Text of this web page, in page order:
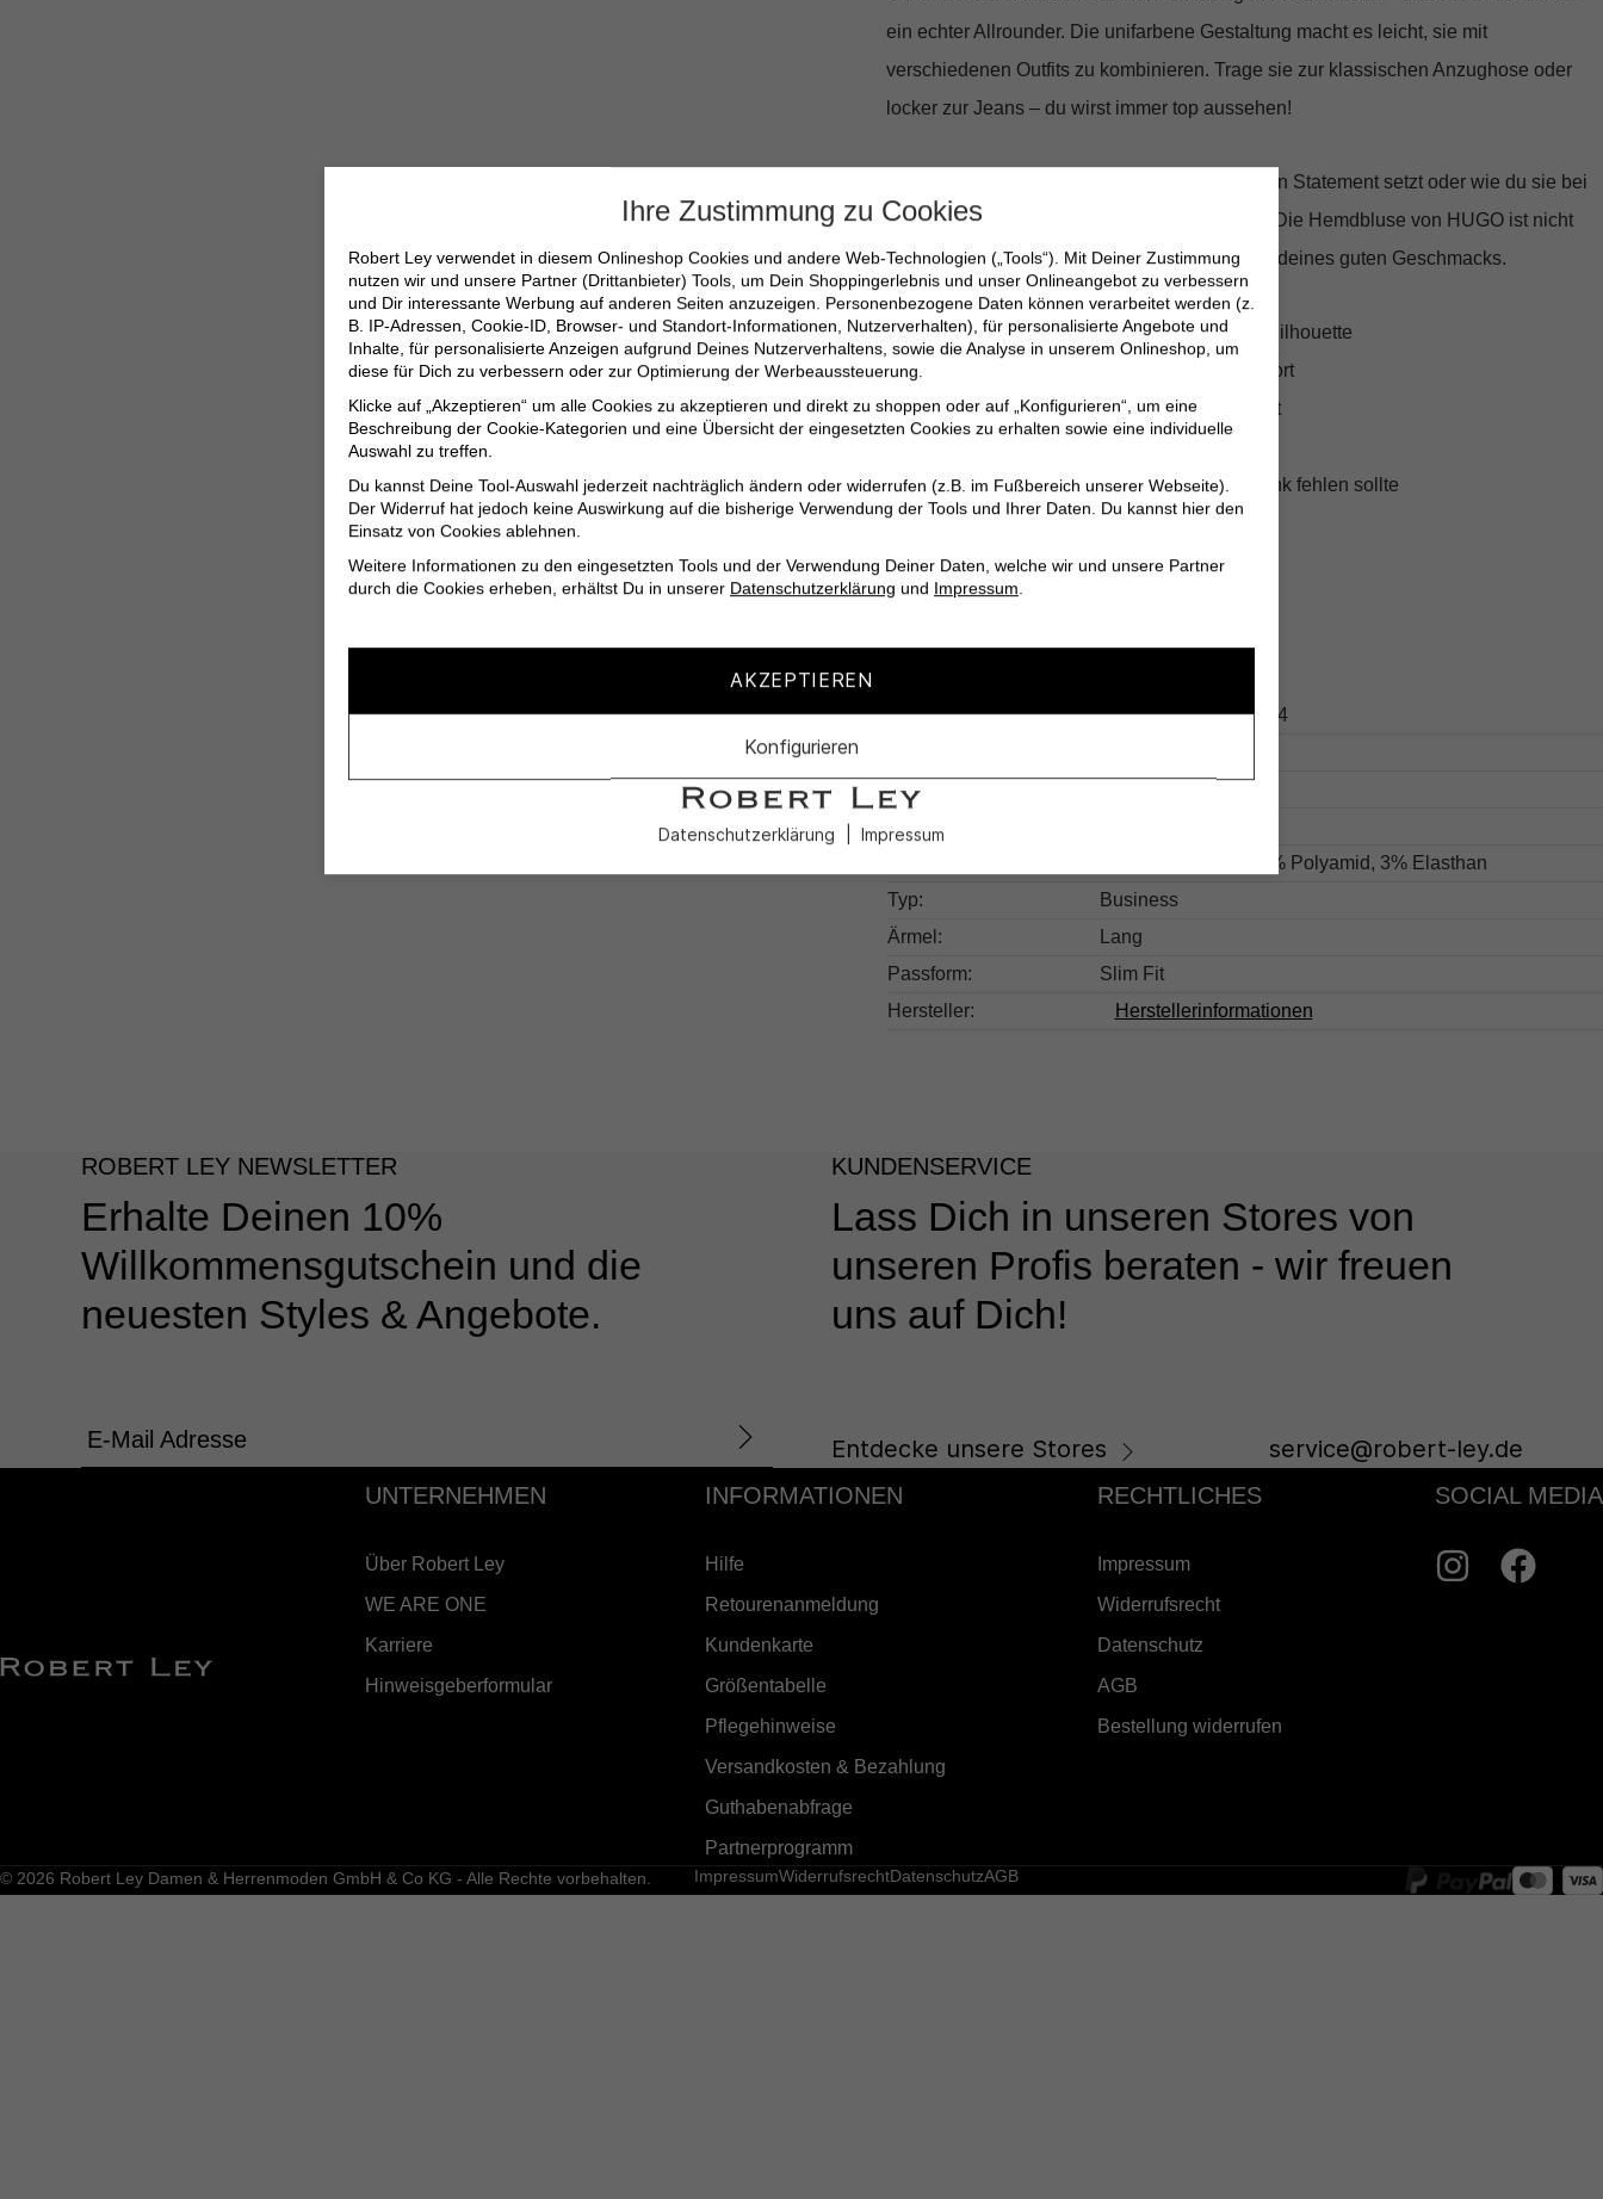
ein echter Allrounder. Die unifarbene Gestaltung macht es leicht, sie mit
verschiedenen Outfits zu kombinieren. Trage sie zur klassischen Anzughose oder
locker zur Jeans – du wirst immer top aussehen!
Stell dir vor, wie du mit dieser Bluse im Büro ein Statement setzt oder wie du sie bei
einem spontanen Treffen mit Freunden trägst. Die Hemdbluse von HUGO ist nicht
nur ein Kleidungsstück, sondern ein Ausdruck deines guten Geschmacks.
Taillierter Schnitt für eine schmeichelhafte Silhouette
Hochwertiges Material für maximalen Komfort
Vielseitig kombinierbar für Büro und Freizeit
Ein Must-have, das in keinem Kleiderschrank fehlen sollte
Produktdetails
Produktnummer:
153.50416895-464-34
Muster:
70% Baumwolle, 27% Polyamid, 3% Elasthan
Typ:
Business
Ärmel:
Lang
Passform:
Slim Fit
Hersteller:
Herstellerinformationen
ROBERT LEY NEWSLETTER
Erhalte Deinen 10%
Willkommensgutschein und die
neuesten Styles & Angebote.
E-Mail Adresse
KUNDENSERVICE
Lass Dich in unseren Stores von
unseren Profis beraten - wir freuen
uns auf Dich!
Entdecke unsere Stores service@robert-ley.de
UNTERNEHMEN
Über Robert Ley
WE ARE ONE
Karriere
Hinweisgeberformular
INFORMATIONEN
Hilfe
Retourenanmeldung
Kundenkarte
Größentabelle
Pflegehinweise
Versandkosten & Bezahlung
Guthabenabfrage
Partnerprogramm
RECHTLICHES
Impressum
Widerrufsrecht
Datenschutz
AGB
Bestellung widerrufen
SOCIAL MEDIA
© 2026 Robert Ley Damen & Herrenmoden GmbH & Co KG - Alle Rechte vorbehalten. ImpressumWiderrufsrechtDatenschutzAGB
Ihre Zustimmung zu Cookies
Robert Ley verwendet in diesem Onlineshop Cookies und andere Web-Technologien („Tools“). Mit Deiner Zustimmung
nutzen wir und unsere Partner (Drittanbieter) Tools, um Dein Shoppingerlebnis und unser Onlineangebot zu verbessern
und Dir interessante Werbung auf anderen Seiten anzuzeigen. Personenbezogene Daten können verarbeitet werden (z.
B. IP-Adressen, Cookie-ID, Browser- und Standort-Informationen, Nutzerverhalten), für personalisierte Angebote und
Inhalte, für personalisierte Anzeigen aufgrund Deines Nutzerverhaltens, sowie die Analyse in unserem Onlineshop, um
diese für Dich zu verbessern oder zur Optimierung der Werbeaussteuerung.
Klicke auf „Akzeptieren“ um alle Cookies zu akzeptieren und direkt zu shoppen oder auf „Konfigurieren“, um eine
Beschreibung der Cookie-Kategorien und eine Übersicht der eingesetzten Cookies zu erhalten sowie eine individuelle
Auswahl zu treffen.
Du kannst Deine Tool-Auswahl jederzeit nachträglich ändern oder widerrufen (z.B. im Fußbereich unserer Webseite).
Der Widerruf hat jedoch keine Auswirkung auf die bisherige Verwendung der Tools und Ihrer Daten. Du kannst hier den
Einsatz von Cookies ablehnen.
Weitere Informationen zu den eingesetzten Tools und der Verwendung Deiner Daten, welche wir und unsere Partner
durch die Cookies erheben, erhältst Du in unserer Datenschutzerklärung und Impressum
AKZEPTIEREN
Konfigurieren
Datenschutzerklärung Impressum